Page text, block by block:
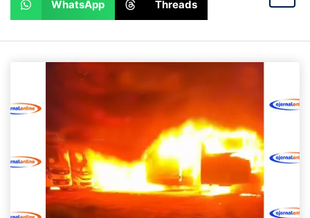
WhatsApp Threads